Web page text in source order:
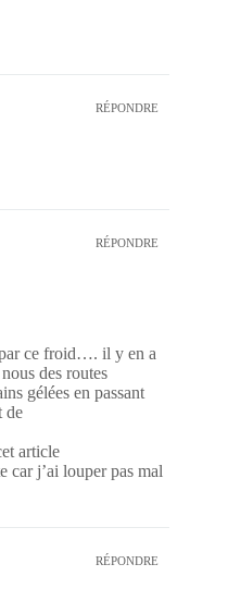
RÉPONDRE
RÉPONDRE
ce froid…. il y en a
des routes
gélées en passant
de
article
car j’ai louper pas mal
RÉPONDRE